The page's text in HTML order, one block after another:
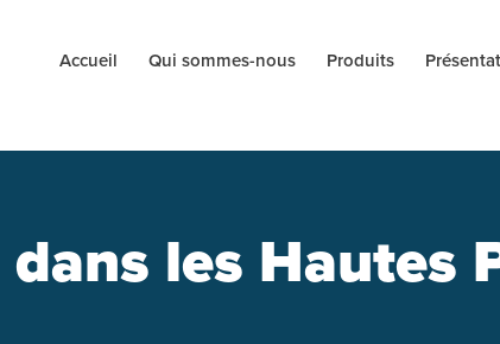
Accueil Qui sommes-nous Produits
les Hautes